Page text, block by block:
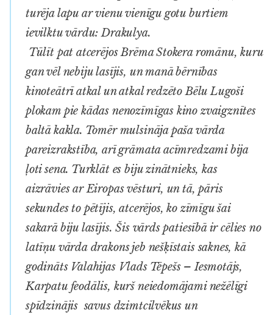
turēja lapu ar vienu vienīgu gotu burtiem
ievilktu vārdu:Drakulya.
Tūlīt pat atcerējos Brēma Stokera romānu, kuru
gan vēl nebiju lasījis, un manā bērnības
kinoteātrī atkal un atkal redzēto Bēlu Lugoši
plokam pie kādas nenozīmīgas kino zvaigznītes
baltā kakla. Tomēr mulsināja paša vārda
pareizrakstība, arī grāmata acīmredzami bija
ļoti sena. Turklāt es biju zinātnieks, kas
aizrāvies ar Eiropas vēsturi, un tā, pāris
sekundes to pētījis, atcerējos, ko zīmīgu šai
sakarā biju lasījis. Šis vārds patiesībā ir cēlies no
latīņu vārdadrakons jeb nešķīstaissaknes, kā
godināts Valahijas Vlads Tēpešs – Iesmotājs,
Karpatu feodālis, kurš neiedomājami nežēlīgi
spīdzinājis savus dzimtcilvēkus un